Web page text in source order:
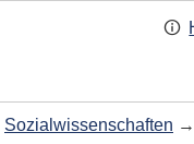
Sozialwissenschaften →